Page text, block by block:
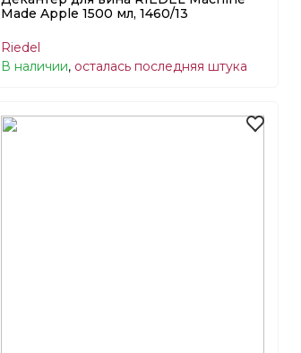
Made Apple 1500 мл, 1460/13
Riedel
В наличии, осталась последняя штука